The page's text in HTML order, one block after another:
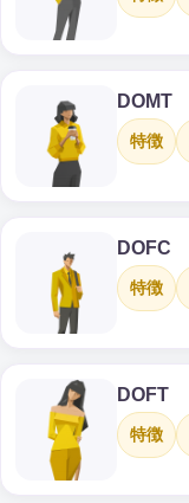
DOMT
特徴
DOFC
特徴
DOFT
特徴